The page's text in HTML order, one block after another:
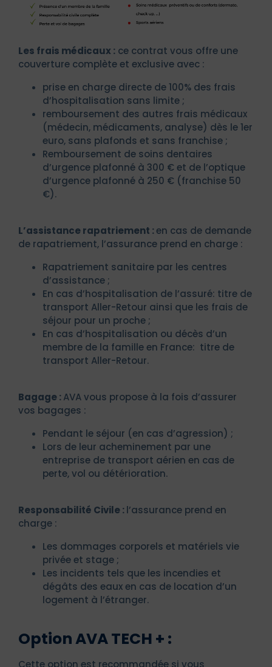
Les frais médicaux : ce contrat vous offre une
couverture complète et exclusive avec :
prise en charge directe de 100% des frais
d’hospitalisation sans limite ;
remboursement des autres frais médicaux
(médecin, médicaments, analyse) dès le 1er
euro, sans plafonds et sans franchise ;
Remboursement de soins dentaires
d’urgence plafonné à 300 € et de l’optique
d’urgence plafonné à 250 € (franchise 50
€).
L’assistance rapatriement :en cas de demande
de rapatriement, l’assurance prend en charge :
Rapatriement sanitaire par les centres
d’assistance ;
En cas d’hospitalisation de l’assuré: titre de
transport Aller-Retour ainsi que les frais de
séjour pour un proche ;
En cas d’hospitalisation ou décès d’un
membre de la famille en France: titre de
transport Aller-Retour.
Bagage :AVA vous propose à la fois d’assurer
vos bagages :
Pendant le séjour (en cas d’agression) ;
Lors de leur acheminement par une
entreprise de transport aérien en cas de
perte, vol ou détérioration.
Responsabilité Civile :l’assurance prend en
charge :
Les dommages corporels et matériels vie
privée et stage ;
Les incidents tels que les incendies et
dégâts des eaux en cas de location d’un
logement à l’étranger.
Option AVA TECH + :
Cette option est recommandée si vous